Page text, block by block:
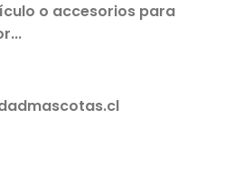
o accesorios para